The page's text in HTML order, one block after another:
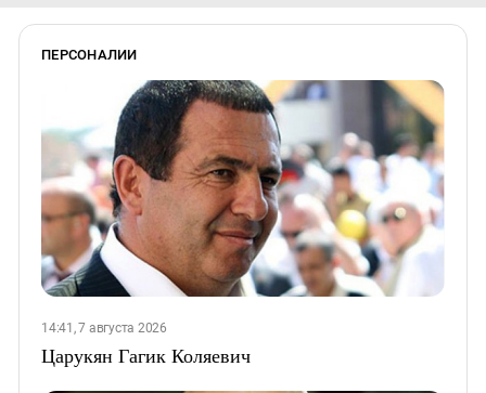
ПЕРСОНАЛИИ
14:41, 7 августа 2026
Царукян Гагик Коляевич